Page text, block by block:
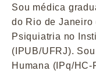
Sou médica
do Rio de Janeiro
Psiquiatria no
(IPUB/UFRJ).
Humana (IPq/